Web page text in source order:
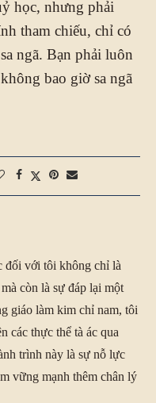
học, nhưng phải
tham chiếu, chỉ có
ngã. Bạn phải luôn
bao giờ sa ngã
đối với tôi không chỉ là
còn là sự đáp lại một
giáo làm kim chỉ nam, tôi
các thực thể tà ác qua
trình này là sự nỗ lực
vững mạnh thêm chân lý